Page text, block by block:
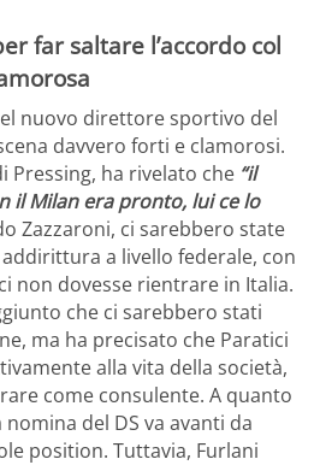
far saltare l’accordo col
nuovo direttore sportivo del
davvero forti e clamorosi.
Pressing, ha rivelato che “il
il Milan era pronto, lui ce lo
Zazzaroni, ci sarebbero state
a livello federale, con
non dovesse rientrare in Italia.
che ci sarebbero stati
ma ha precisato che Paratici
alla vita della società,
come consulente. A quanto
del DS va avanti da
position. Tuttavia, Furlani